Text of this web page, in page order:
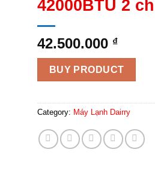
42000BTU 2
42.500.000 ₫
BUY PRODUCT
Category: Máy Lạnh Dairry